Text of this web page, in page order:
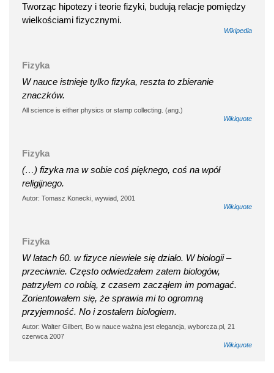
Tworząc hipotezy i teorie fizyki, budują relacje pomiędzy
wielkościami fizycznymi.
Wikipedia
Fizyka
W nauce istnieje tylko fizyka, reszta to zbieranie
znaczków.
All science is either physics or stamp collecting. (ang.)
Wikiquote
Fizyka
(…) fizyka ma w sobie coś pięknego, coś na wpół
religijnego.
Autor: Tomasz Konecki, wywiad, 2001
Wikiquote
Fizyka
W latach 60. w fizyce niewiele się działo. W biologii –
przeciwnie. Często odwiedzałem zatem biologów,
patrzyłem co robią, z czasem zacząłem im pomagać.
Zorientowałem się, że sprawia mi to ogromną
przyjemność. No i zostałem biologiem.
Autor: Walter Gilbert, Bo w nauce ważna jest elegancja, wyborcza.pl, 21
czerwca 2007
Wikiquote